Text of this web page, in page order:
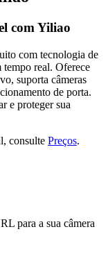
com Yiliao
com tecnologia de
tempo real. Oferece
suporta câmeras
de porta.
e proteger sua
consulte Preços.
para a sua câmera